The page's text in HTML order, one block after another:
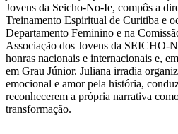
Jovens da Seicho-No-Ie, compôs a
Treinamento Espiritual de Curitiba e
Departamento Feminino e na
Associação dos Jovens da
honras nacionais e internacionais e,
em Grau Júnior. Juliana irradia
emocional e amor pela história,
reconhecerem a própria narrativa
transformação.